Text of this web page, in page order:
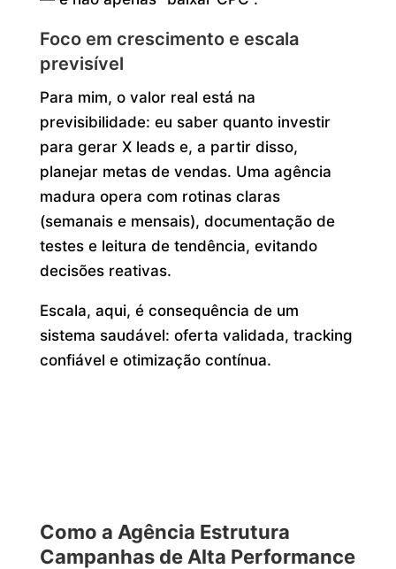
Foco em crescimento e escala
previsível
Para mim, o valor real está na
previsibilidade: eu saber quanto investir
para gerar X leads e, a partir disso,
planejar metas de vendas. Uma agência
madura opera com rotinas claras
(semanais e mensais), documentação de
testes e leitura de tendência, evitando
decisões reativas.
Escala, aqui, é consequência de um
sistema saudável: oferta validada, tracking
confiável e otimização contínua.
Como a Agência Estrutura
Campanhas de Alta Performance